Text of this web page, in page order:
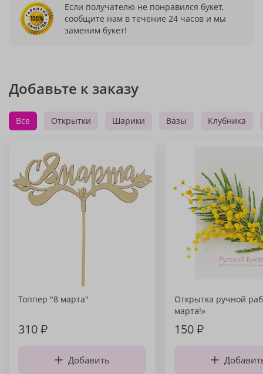
Если получателю не понравился букет,
сообщите нам в течение 24 часов и мы
заменим букет!
Добавьте к заказу
Все Открытки Шарики Вазы Клубника
Топпер "8 марта"
310₽
Добавить
Открытка ручной
марта!»
150₽